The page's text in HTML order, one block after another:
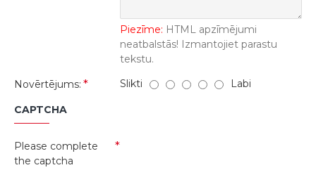
Piezīme: HTML apzīmējumi
neatbalstās! Izmantojiet parastu
tekstu.
Novērtējums:
Slikti Labi
CAPTCHA
Please complete
the captcha